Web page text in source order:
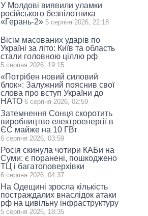
У Молдові виявили уламки
російського безпілотника
«Герань-2» 5 серпня 2026, 22:18
Вісім масованих ударів по
Україні за літо: Київ та область
стали головною ціллю рф
5 серпня 2026, 19:15
«Потрібен новий силовий
блок»: Залужний пояснив свої
слова про вступ України до
НАТО 6 серпня 2026, 02:59
Затемнення Сонця скоротить
виробництво електроенергії в
ЄС майже на 10 ГВт
6 серпня 2026, 03:59
Росія скинула чотири КАБи на
Суми: є поранені, пошкоджено
ТЦ і багатоповерхівки
6 серпня 2026, 04:37
На Одещині зросла кількість
постраждалих внаслідок атаки
рф на цивільну інфраструктуру
5 серпня 2026, 18:35